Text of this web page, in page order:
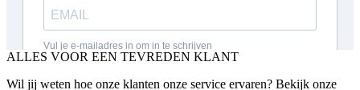
ALLES VOOR EEN TEVREDEN KLANT
Wil jij weten hoe onze klanten onze service ervaren? Bekijk onze